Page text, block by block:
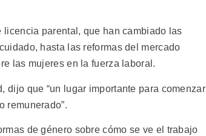
parental, que han cambiado las
hasta las reformas del mercado
las mujeres en la fuerza laboral.
dijo que “un lugar importante para comenzar
remunerado”.
de género sobre cómo se ve el trabajo